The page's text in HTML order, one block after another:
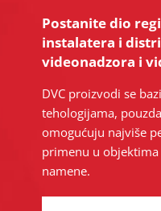
Postanite dio
instalatera i
videonadzora i
DVC proizvodi se
tehologijama,
omogućuju najviše
primenu u
namene.